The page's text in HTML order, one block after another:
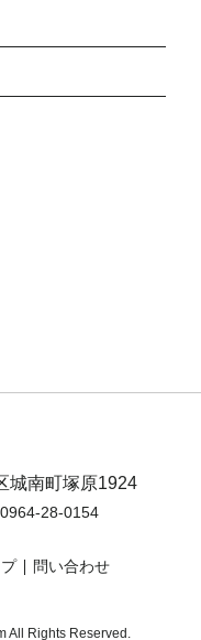
城南町塚原1924
0964-28-0154
問い合わせ
All Rights Reserved.